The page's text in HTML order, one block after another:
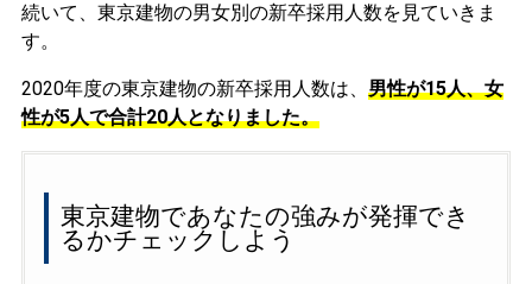
続いて、東京建物の男女別の新卒採用人数を見ていきま
す。
2020年度の東京建物の新卒採用人数は、 男性が15人、女
性が5人で合計20人となりました。
東京建物であなたの強みが発揮でき
るかチェックしよう